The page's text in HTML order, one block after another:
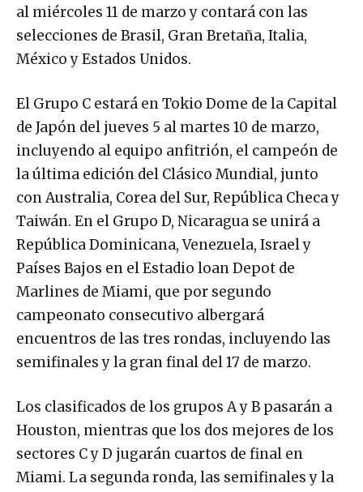
al miércoles 11 de marzo y contará con las
selecciones de Brasil, Gran Bretaña, Italia,
México y Estados Unidos.
El Grupo C estará en Tokio Dome de la Capital
de Japón del jueves 5 al martes 10 de marzo,
incluyendo al equipo anfitrión, el campeón de
la última edición del Clásico Mundial, junto
con Australia, Corea del Sur, República Checa y
Taiwán. En el Grupo D, Nicaragua se unirá a
República Dominicana, Venezuela, Israel y
Países Bajos en el Estadio loan Depot de
Marlines de Miami, que por segundo
campeonato consecutivo albergará
encuentros de las tres rondas, incluyendo las
semifinales y la gran final del 17 de marzo.
Los clasificados de los grupos A y B pasarán a
Houston, mientras que los dos mejores de los
sectores C y D jugarán cuartos de final en
Miami. La segunda ronda, las semifinales y la